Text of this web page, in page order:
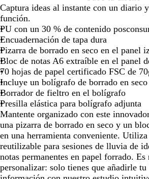
por
la
imagen
por
imagen
por
imagen
por
imagen
por
e
g
r
o
Captura ideas al instante con un diario
función.
PU con un 30 % de contenido
Encuadernación de tapa dura
Pizarra de borrado en seco en el panel
Bloc de notas A6 extraíble en el panel
70 hojas de papel certificado FSC de
Incluye un bolígrafo de borrado en
Borrador de fieltro en el bolígrafo
Presilla elástica para bolígrafo adjunta
Mantente organizado con este
una pizarra de borrado en seco y un
en una herramienta conveniente.
reutilizable para sesiones de lluvia de
notas permanentes en papel forrado.
personalizar: solo tienes que añadirle